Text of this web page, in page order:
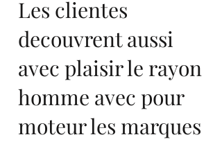
Les clientes
decouvrent aussi
avec plaisir le rayon
homme avec pour
moteur les marques